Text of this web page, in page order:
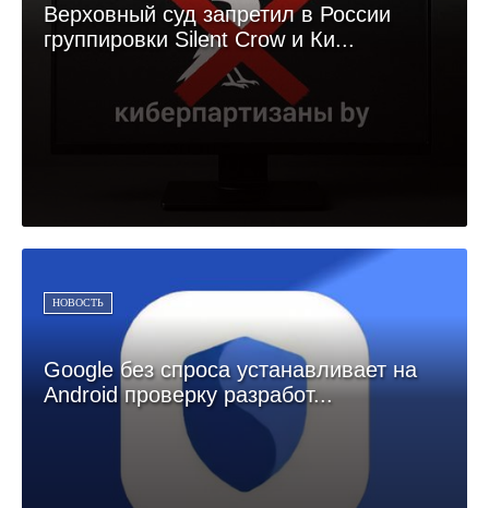
Верховный суд запретил в России
группировки Silent Crow и Ки...
НОВОСТЬ
Google без спроса устанавливает на
Android проверку разработ...